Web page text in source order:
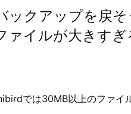
ックアップを戻
ァイルが大きす
では30MB以上のファイ